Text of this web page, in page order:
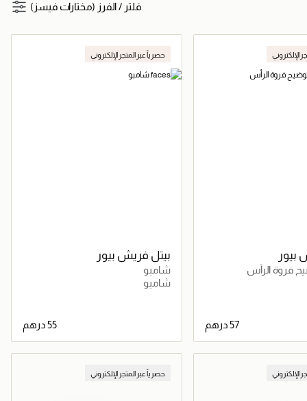
فلتر /الفرز (مختارات فيسز)
الإلكتروني
بيور
فروة الرأس
⁦57⁩ درهم
جاري تحميل التفاصيل
حصرياً عبر المتجر الإلكتروني
بيتل فريش بيور
شامبو
شامبو
جاري تحميل التفاصيل
الإلكتروني حصرياً عبر المتجر الإلكتروني